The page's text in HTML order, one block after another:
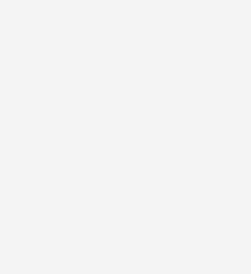
なるまでの授業